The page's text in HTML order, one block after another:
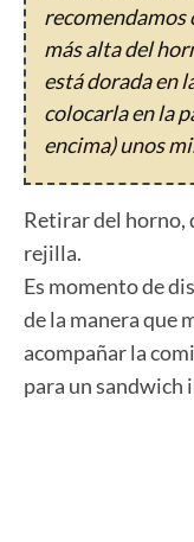
recomendamos
más alta del
está dorada en
colocarla en la
encima) unos
Retirar del horno,
rejilla.
Es momento de
de la manera que
acompañar la
para un sandwich